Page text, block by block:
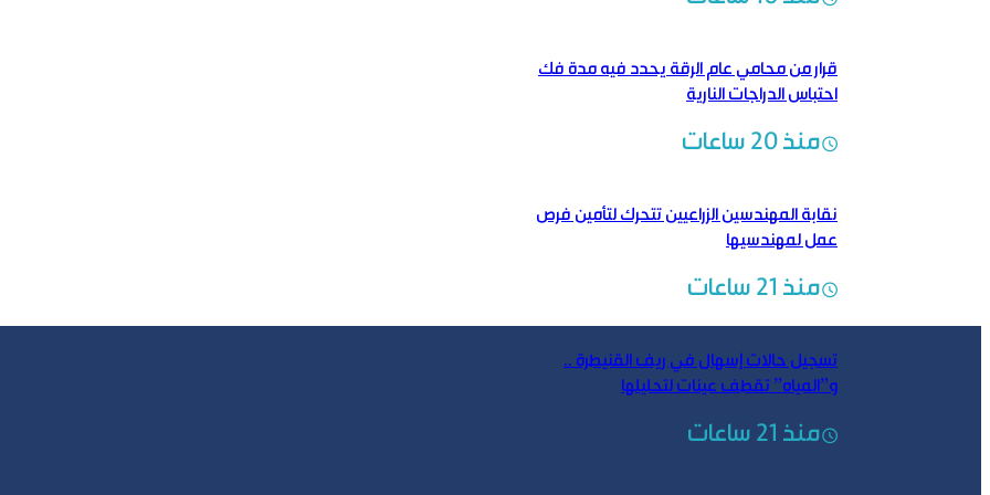
قرار من محامي عام الرقة يحدد فيه مدة فك
احتباس الدراجات النارية
منذ 20 ساعات
نقابة المهندسين الزراعيين تتحرك لتأمين فرص
عمل لمهندسيها
منذ 21 ساعات
تسجيل حالات إسهال في ريف القنيطرة ..
و”المياه” تقطف عينات لتحليلها
منذ 21 ساعات